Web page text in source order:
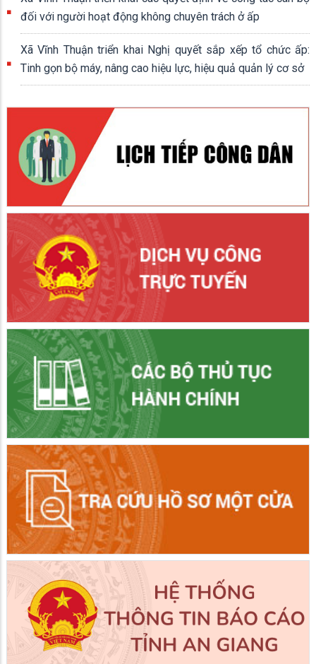
đối với người hoạt động không chuyên trách ở ấp
Xã Vĩnh Thuận triển khai Nghị quyết sắp xếp tổ chức ấp:
Tinh gọn bộ máy, nâng cao hiệu lực, hiệu quả quản lý cơ sở